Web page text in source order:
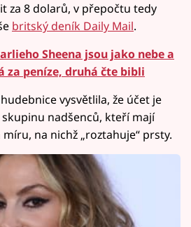
za 8 dolarů, v přepočtu tedy
britský deník Daily Mail.
Sheena jsou jako nebe a
za peníze, druhá čte bibli
vysvětlila, že účet je
nadšenců, kteří mají
na nichž „roztahuje“ prsty.